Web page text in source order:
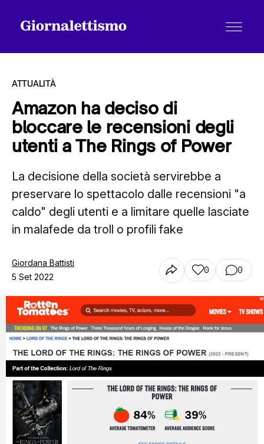
Tutti gli articoli
Chi siamo
Contatti
ATTUALITÀ
Amazon ha deciso di
bloccare le recensioni degli
utenti a The Rings of Power
La decisione della società servirebbe a
preservare lo spettacolo dalle recensioni "a
caldo" degli utenti e a limitare quelle lasciate
in malafede da troll o profili fake
Giordana Battisti
5 Set 2022
0 0